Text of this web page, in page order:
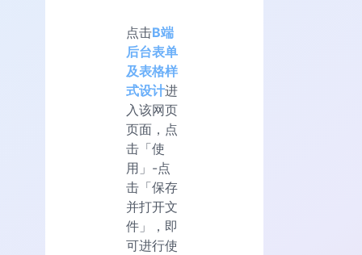
点击B端
后台表单
及表格样
式设计进
入该网页
页面，点
击「使
用」-点
击「保存
并打开文
件」，即
可进行使